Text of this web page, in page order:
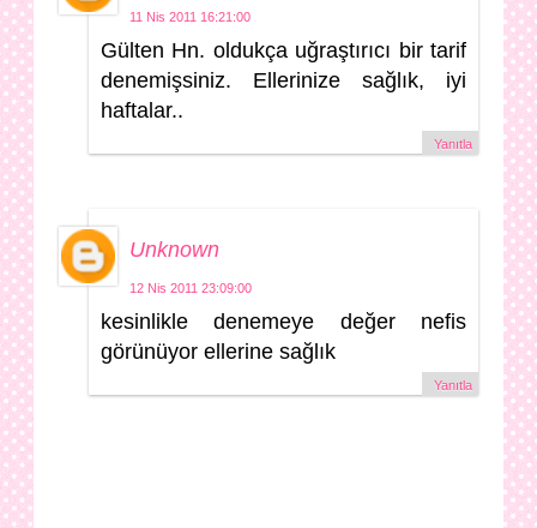
11 Nis 2011 16:21:00
Gülten Hn. oldukça uğraştırıcı bir tarif
denemişsiniz. Ellerinize sağlık, iyi
haftalar..
Yanıtla
Unknown
12 Nis 2011 23:09:00
kesinlikle denemeye değer nefis
görünüyor ellerine sağlık
Yanıtla